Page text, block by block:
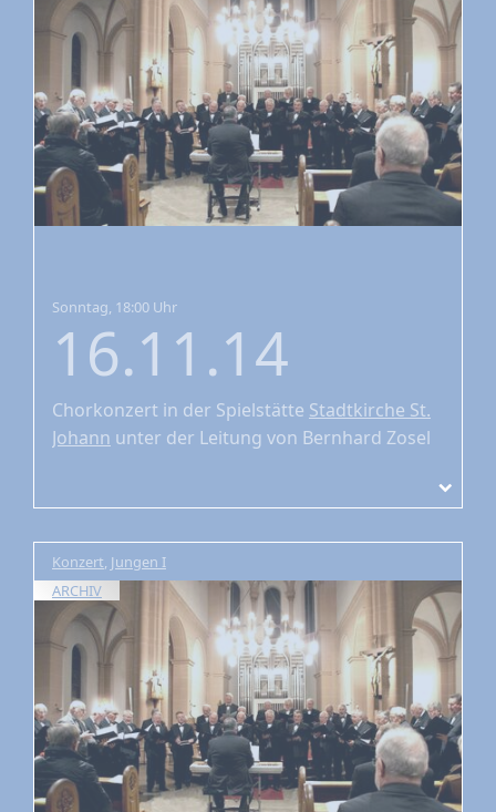
Sonntag, 18:00 Uhr
16.11.14
Chorkonzert in der Spielstätte Stadtkirche St.
Johann unter der Leitung von Bernhard Zosel
Konzert Jungen I
ARCHIV